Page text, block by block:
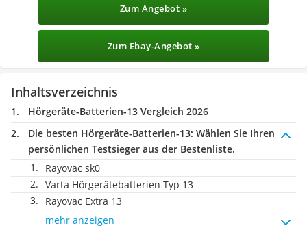
Zum Angebot »
Zum Ebay-Angebot »
Inhaltsverzeichnis
Hörgeräte-Batterien-13 Vergleich 2026
Die besten Hörgeräte-Batterien-13: Wählen Sie Ihren
persönlichen Testsieger aus der Bestenliste.
Rayovac sk0
Varta Hörgerätebatterien Typ 13
Rayovac Extra 13
mehr anzeigen